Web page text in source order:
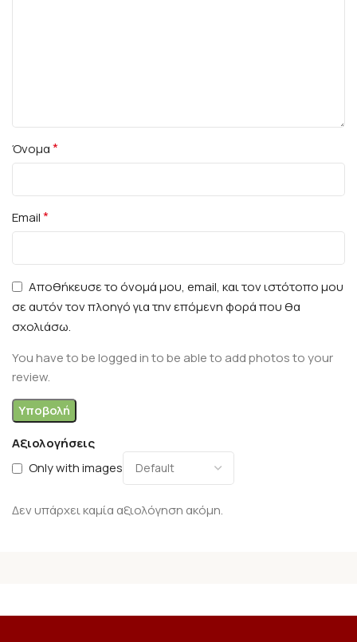
Αξιολογήσεις
Only with images
Δεν υπάρχει καμία αξιολόγηση ακόμη.
Όνομα*
Email*
Αποθήκευσε το όνομά μου, email, και τον ιστότοπο μου
σε αυτόν τον πλοηγό για την επόμενη φορά που θα
σχολιάσω.
You have to be logged in to be able to add photos to your
review.